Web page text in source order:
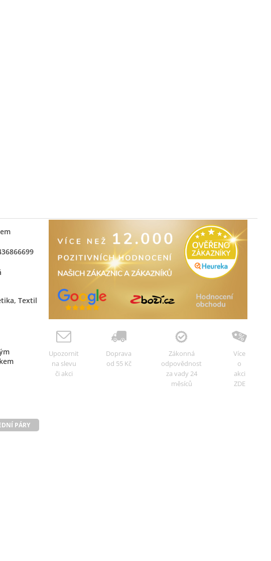
Textil
Upozornit
na slevu
či akci
Doprava
od 55 Kč
Zákonná
odpovědnost
za vady 24
měsíců
Více
o
akci
ZDE
PÁRY